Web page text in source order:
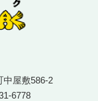
中屋敷586-2
6778